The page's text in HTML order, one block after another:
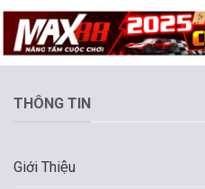
THÔNG TIN
Giới Thiệu